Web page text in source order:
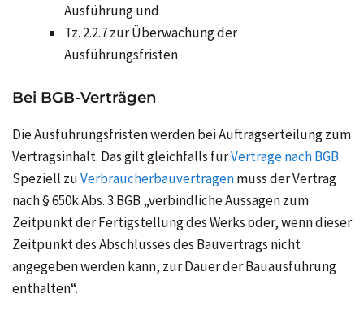
Ausführung und
Tz. 2.2.7 zur Überwachung der
Ausführungsfristen
Bei BGB-Verträgen
Die Ausführungsfristen werden bei Auftragserteilung zum
Vertragsinhalt. Das gilt gleichfalls fürVerträge nach BGB.
Speziell zuVerbraucherbauverträgenmuss der Vertrag
nach § 650k Abs. 3 BGB „verbindliche Aussagen zum
Zeitpunkt der Fertigstellung des Werks oder, wenn dieser
Zeitpunkt des Abschlusses des Bauvertrags nicht
angegeben werden kann, zur Dauer der Bauausführung
enthalten“.